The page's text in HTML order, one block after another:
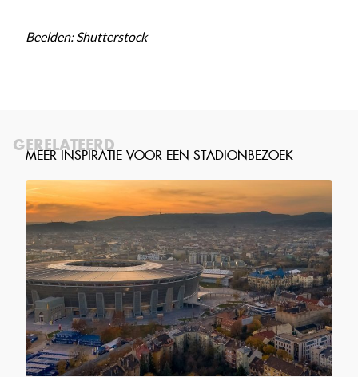
Beelden: Shutterstock
GERELATEERD